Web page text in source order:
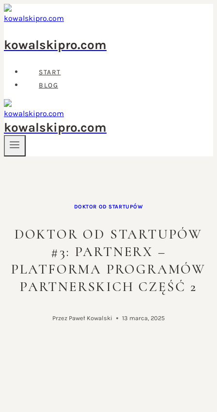
Przejdź
do
kowalskipro.com
START
BLOG
kowalskipro.com
DOKTOR OD STARTUPÓW
DOKTOR OD STARTUPÓW
#3: PARTNERX –
PLATFORMA PROGRAMÓW
PARTNERSKICH CZĘŚĆ 2
Przez Paweł Kowalski 13 marca, 2025